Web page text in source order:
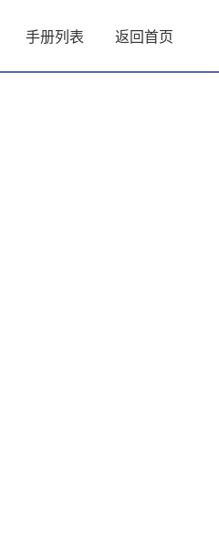
手册列表 返回首页